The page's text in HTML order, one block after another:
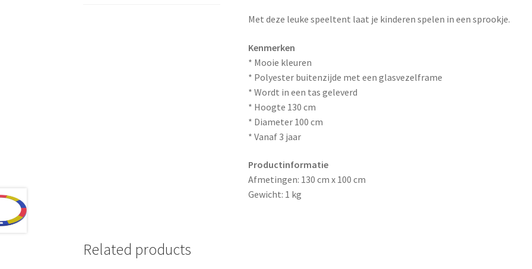
Met deze leuke speeltent laat je kinderen spelen in een sprookje.
Kenmerken
* Mooie kleuren
* Polyester buitenzijde met een glasvezelframe
* Wordt in een tas geleverd
* Hoogte 130 cm
* Diameter 100 cm
* Vanaf 3 jaar
Productinformatie
Afmetingen: 130 cm x 100 cm
Gewicht: 1 kg
Related products